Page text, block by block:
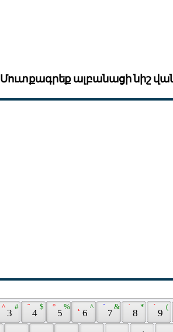
Մուտքագրեք ալբանացի նիշ
3
#
^
4
$
˘
5
%
°
6
^
7
&
`
8
*
˙
9
(
´